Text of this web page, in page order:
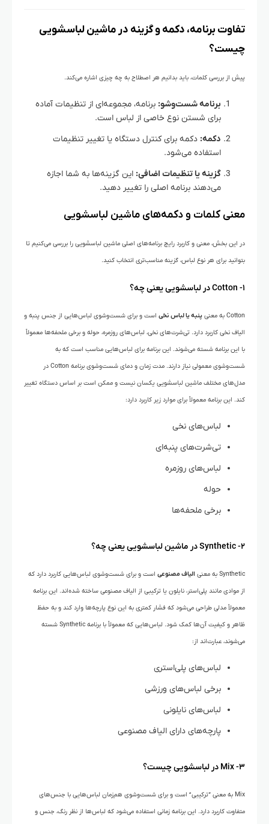
تفاوت برنامه، دکمه و گزینه در ماشین لباسشویی
چیست؟
پیش از بررسی کلمات، باید بدانیم هر اصطلاح به چه چیزی اشاره می‌کند.
برنامه شست‌وشو: برنامه، مجموعه‌ای از تنظیمات آماده
برای شستن نوع خاصی از لباس است.
دکمه: دکمه برای کنترل دستگاه یا تغییر تنظیمات
استفاده می‌شود.
گزینه یا تنظیمات اضافی: این گزینه‌ها به شما اجازه
می‌دهند برنامه اصلی را تغییر دهید.
معنی کلمات و دکمه‌های ماشین لباسشویی
در این بخش، معنی و کاربرد رایج برنامه‌های اصلی ماشین لباسشویی را بررسی می‌کنیم تا
بتوانید برای هر نوع لباس، گزینه مناسب‌تری انتخاب کنید.
۱- Cotton در لباسشویی یعنی چه؟
Cotton به معنی پنبه یا لباس نخی است و برای شست‌وشوی لباس‌هایی از جنس پنبه و
الیاف نخی کاربرد دارد. تی‌شرت‌های نخی، لباس‌های روزمره، حوله و برخی ملحفه‌ها معمولاً
با این برنامه شسته می‌شوند. این برنامه برای لباس‌هایی مناسب است که به
شست‌وشوی معمولی نیاز دارند. مدت زمان و دمای شست‌وشوی برنامه Cotton در
مدل‌های مختلف ماشین لباسشویی یکسان نیست و ممکن است بر اساس دستگاه تغییر
کند. این برنامه معمولاً برای موارد زیر کاربرد دارد:
لباس‌های نخی
تی‌شرت‌های پنبه‌ای
لباس‌های روزمره
حوله
برخی ملحفه‌ها
۲- Synthetic در ماشین لباسشویی یعنی چه؟
Synthetic به معنی الیاف مصنوعی است و برای شست‌وشوی لباس‌هایی کاربرد دارد که
از موادی مانند پلی‌استر، نایلون یا ترکیبی از الیاف مصنوعی ساخته شده‌اند. این برنامه
معمولاً مدلی طراحی می‌شود که فشار کمتری به این نوع پارچه‌ها وارد کند و به حفظ
ظاهر و کیفیت آن‌ها کمک شود. لباس‌هایی که معمولاً با برنامه Synthetic شسته
می‌شوند، عبارت‌اند از:
لباس‌های پلی‌استری
برخی لباس‌های ورزشی
لباس‌های نایلونی
پارچه‌های دارای الیاف مصنوعی
۳- Mix در لباسشویی چیست؟
Mix به معنی “ترکیبی” است و برای شست‌وشوی هم‌زمان لباس‌هایی با جنس‌های
متفاوت کاربرد دارد. این برنامه زمانی استفاده می‌شود که لباس‌ها از نظر رنگ، جنس و